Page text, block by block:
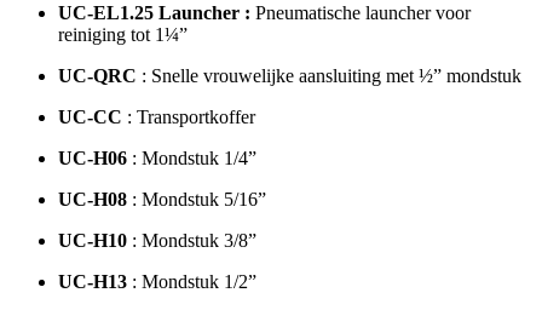
UC‑EL1.25 Launcher : Pneumatische launcher voor
reiniging tot 1¼”
UC‑QRC : Snelle vrouwelijke aansluiting met ½” mondstuk
UC‑CC : Transportkoffer
UC‑H06 : Mondstuk 1/4”
UC‑H08 : Mondstuk 5/16”
UC‑H10 : Mondstuk 3/8”
UC‑H13 : Mondstuk 1/2”